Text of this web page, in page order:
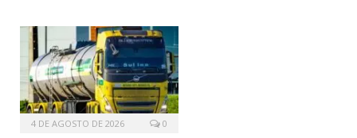
4 DE AGOSTO DE 2026 0